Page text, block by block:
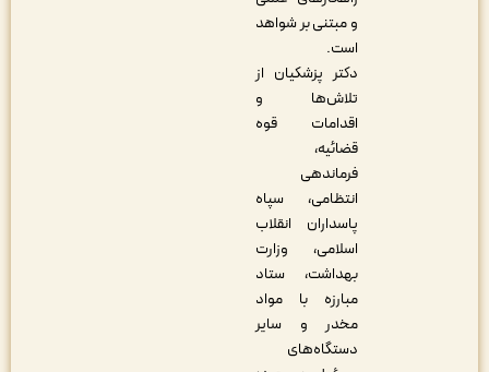
و مبتنی بر شواهد
دکتر پزشکیان از
تلاش‌ها و
اقدامات قوه
فرماندهی
انتظامی، سپاه
پاسداران انقلاب
اسلامی، وزارت
بهداشت، ستاد
مبارزه با مواد
مخدر و سایر
دستگاه‌های